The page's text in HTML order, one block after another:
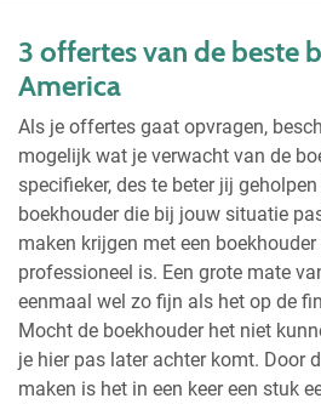
3 offertes van de beste
America
Als je offertes gaat opvragen,
mogelijk wat je verwacht van de
specifieker, des te beter jij
boekhouder die bij jouw situatie
maken krijgen met een boekhouder
professioneel is. Een grote mate
eenmaal wel zo fijn als het op de
Mocht de boekhouder het niet
je hier pas later achter komt. Door
maken is het in een keer een stuk